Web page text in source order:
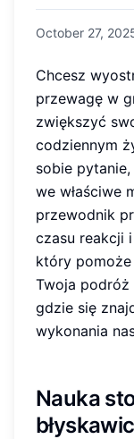
October 27,
Chcesz
przewagę w
zwiększyć
codziennym
sobie pytanie,
we właściwe
przewodnik
czasu reakcji
który pomoże
Twoja podróż
gdzie się
wykonania
Nauka